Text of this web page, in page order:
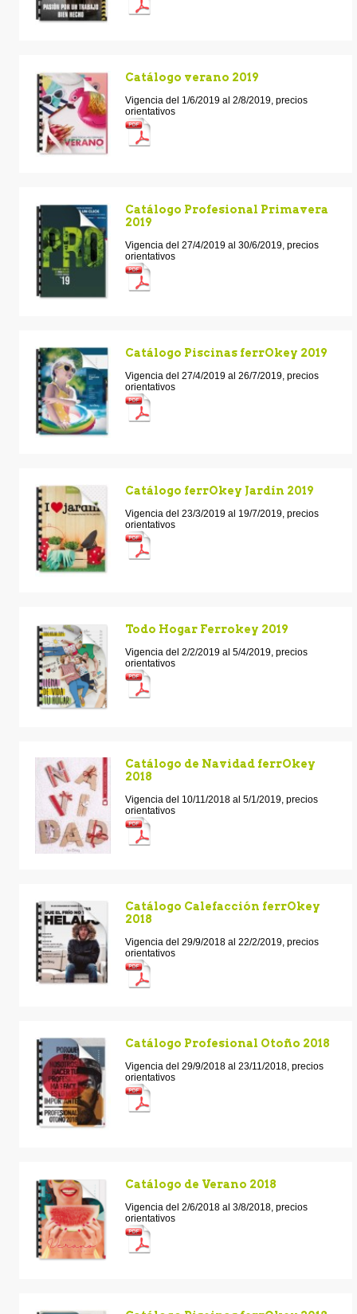
Catálogo verano 2019
Vigencia del 1/6/2019 al 2/8/2019, precios
orientativos
Catálogo Profesional Primavera
2019
Vigencia del 27/4/2019 al 30/6/2019, precios
orientativos
Catálogo Piscinas ferrOkey 2019
Vigencia del 27/4/2019 al 26/7/2019, precios
orientativos
Catálogo ferrOkey Jardín 2019
Vigencia del 23/3/2019 al 19/7/2019, precios
orientativos
Todo Hogar Ferrokey 2019
Vigencia del 2/2/2019 al 5/4/2019, precios
orientativos
Catálogo de Navidad ferrOkey
2018
Vigencia del 10/11/2018 al 5/1/2019, precios
orientativos
Catálogo Calefacción ferrOkey
2018
Vigencia del 29/9/2018 al 22/2/2019, precios
orientativos
Catálogo Profesional Otoño 2018
Vigencia del 29/9/2018 al 23/11/2018, precios
orientativos
Catálogo de Verano 2018
Vigencia del 2/6/2018 al 3/8/2018, precios
orientativos